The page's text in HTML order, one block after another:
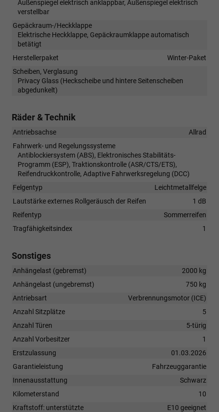
Außenspiegel elektrisch anklappbar, Außenspiegel elektrisch
verstellbar
Gepäckraum-/Heckklappe
Elektrische Heckklappe, Gepäckraumklappe automatisch
betätigt
Herstellerpaket
Winter-Paket
Scheiben, Verglasung
Privacy Glass (Heckscheibe und hintere Seitenscheiben
abgedunkelt)
Räder & Technik
Antriebsachse
Allrad
Fahrwerk- und Regelungssysteme
Antiblockiersystem (ABS), Elektronisches Stabilitäts-
Programm (ESP), Traktionskontrolle (ASR/CTS/ETS),
Reifendruckkontrolle, Adaptive Fahrwerksregelung (DCC)
Felgentyp
Leichtmetallfelge
Lautstärke externes Rollgeräusch der Reifen
1 dB
Reifentyp
Sommerreifen
Tragfähigkeitsindex
1
Sonstiges
Anhängelast (gebremst)
2000 kg
Anhängelast (ungebremst)
750 kg
Antriebsart
Verbrennungsmotor (ICE)
Anzahl Sitzplätze
5
Anzahl Türen
5-türig
Anzahl Vorbesitzer
1
Erstzulassung
01.03.2026
Garantieleistung
Fahrzeuggarantie
Innenausstattung
Schwarz
Kilometerstand
10
Kraftstoff: unterstützte
E10 geeignet